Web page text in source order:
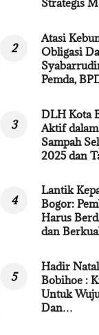
Atasi
Obligasi
Pemda,
DLH Kota
Aktif
Sampah
2025 dan
Lantik
Bogor:
Harus
dan
Hadir
Bobihoe :
Untuk
Dan…